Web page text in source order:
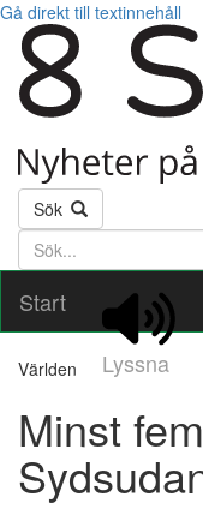
Gå direkt till textinnehåll
Sök
Söktext
Start
Lyssna
Världen
Minst